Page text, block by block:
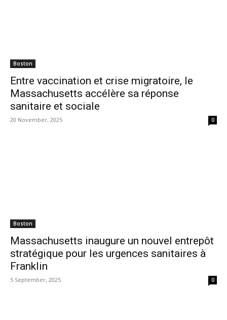
Boston
Entre vaccination et crise migratoire, le
Massachusetts accélère sa réponse
sanitaire et sociale
20 November, 2025 0
Boston
Massachusetts inaugure un nouvel entrepôt
stratégique pour les urgences sanitaires à
Franklin
5 September, 2025 0